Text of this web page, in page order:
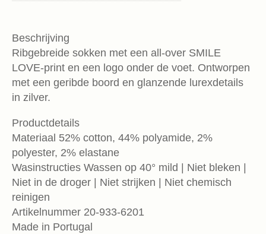
Beschrijving
Ribgebreide sokken met een all-over SMILE
LOVE-print en een logo onder de voet. Ontworpen
met een geribde boord en glanzende lurexdetails
in zilver.
Productdetails
Materiaal 52% cotton, 44% polyamide, 2%
polyester, 2% elastane
Wasinstructies Wassen op 40° mild | Niet bleken |
Niet in de droger | Niet strijken | Niet chemisch
reinigen
Artikelnummer 20-933-6201
Made in Portugal